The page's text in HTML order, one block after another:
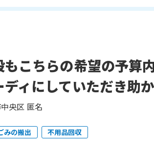
もこちらの希望の予算
ディにしていただき助
央区 匿名
みの搬出 不用品回収